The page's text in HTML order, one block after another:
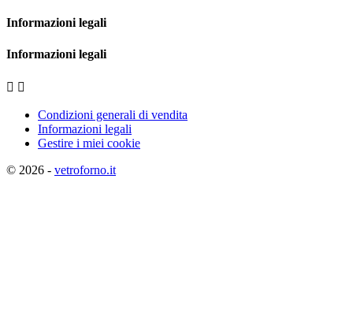
Informazioni legali
Informazioni legali
 
Condizioni generali di vendita
Informazioni legali
Gestire i miei cookie
© 2026 - vetroforno.it